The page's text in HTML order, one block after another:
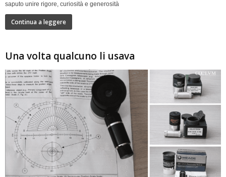
saputo unire rigore, curiosità e generosità
Continua a leggere
Una volta qualcuno li usava